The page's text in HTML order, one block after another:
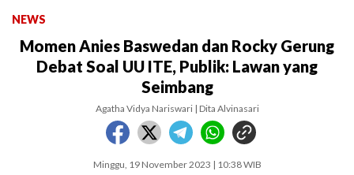
NEWS
Momen Anies Baswedan dan Rocky Gerung
Debat Soal UU ITE, Publik: Lawan yang
Seimbang
Agatha Vidya Nariswari | Dita Alvinasari
Minggu, 19 November 2023 | 10:38 WIB